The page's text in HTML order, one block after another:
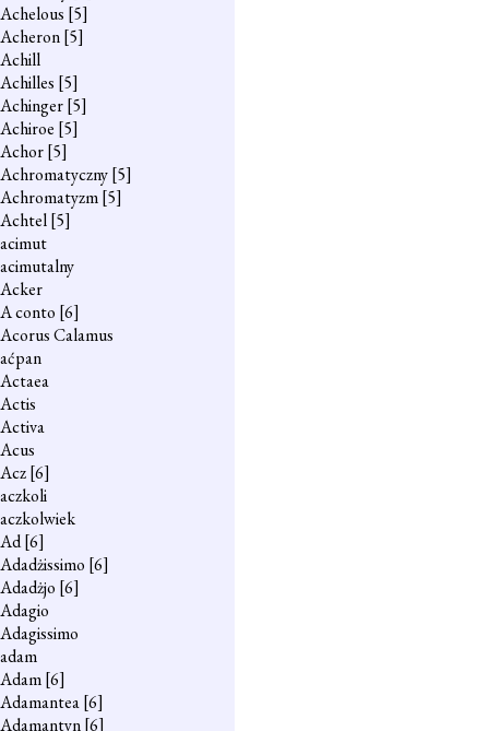
Achelous [5]
Acheron[5]
Achill
Achilles [5]
Achinger[5]
Achiroe [5]
Achor[5]
Achromatyczny[5]
Achromatyzm[5]
Achtel[5]
acimut
acimutalny
Acker
A conto [6]
Acorus Calamus
aćpan
Actaea
Actis
Activa
Acus
Acz[6]
aczkoli
aczkolwiek
Ad[6]
Adadżissimo [6]
Adadżjo [6]
Adagio
Adagissimo
adam
Adam[6]
Adamantea[6]
Adamantyn[6]